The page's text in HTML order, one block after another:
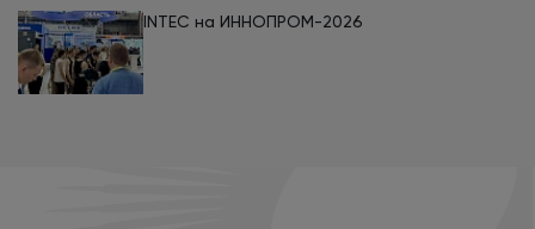
INTEC на ИННОПРОМ-2026